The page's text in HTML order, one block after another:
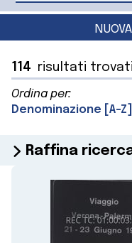
114 risultati trovati
Ordina per:
Denominazione [A-Z]
Raffina